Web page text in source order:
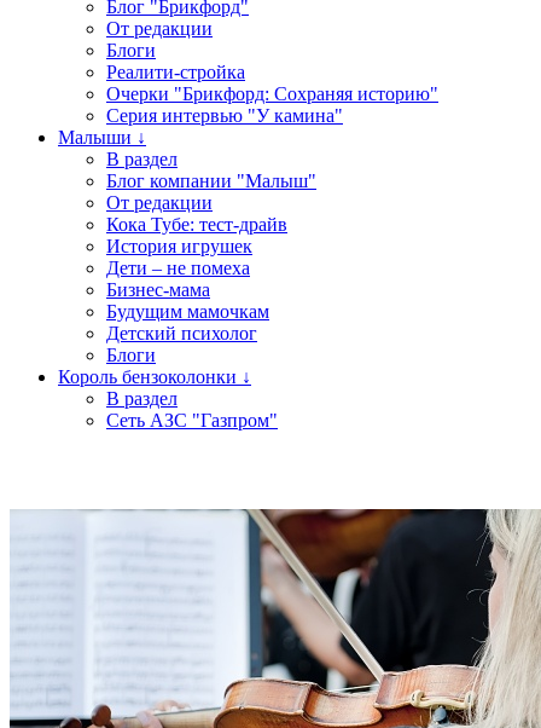
Блог "Брикфорд"
От редакции
Блоги
Реалити-стройка
Очерки "Брикфорд: Сохраняя историю"
Серия интервью "У камина"
Малыши ↓
В раздел
Блог компании "Малыш"
От редакции
Кока Тубе: тест-драйв
История игрушек
Дети – не помеха
Бизнес-мама
Будущим мамочкам
Детский психолог
Блоги
Король бензоколонки ↓
В раздел
Сеть АЗС "Газпром"